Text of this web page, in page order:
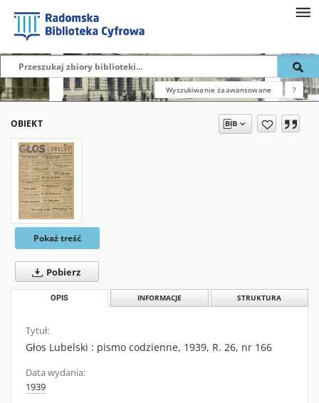
Wyszukiwanie zaawansowane ?
OBIEKT
Pokaż treść
Pobierz
OPIS INFORMACJE STRUKTURA
Tytuł:
Głos Lubelski : pismo codzienne, 1939, R. 26, nr 166
Data wydania:
1939